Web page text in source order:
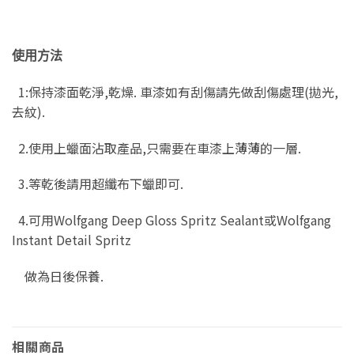
使用方法
1:保持漆面乾淨,乾燥. 車漆如有刮傷請先做刮傷處理(拋光,
去紋).
2.使用上蠟面沾取產品,只需要在車漆上薄薄的一層.
3.等乾後請用超纖布下蠟即可.
4.可用Wolfgang Deep Gloss Spritz Sealant或Wolfgang
Instant Detail Spritz
做為日後保養.
相關商品